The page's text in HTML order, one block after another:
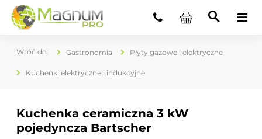
Gastronomia Płyty gazowe i elektryczne
Kuchenki elektryczne i indukcyjne
Kuchenka ceramiczna 3 kW
pojedyncza Bartscher